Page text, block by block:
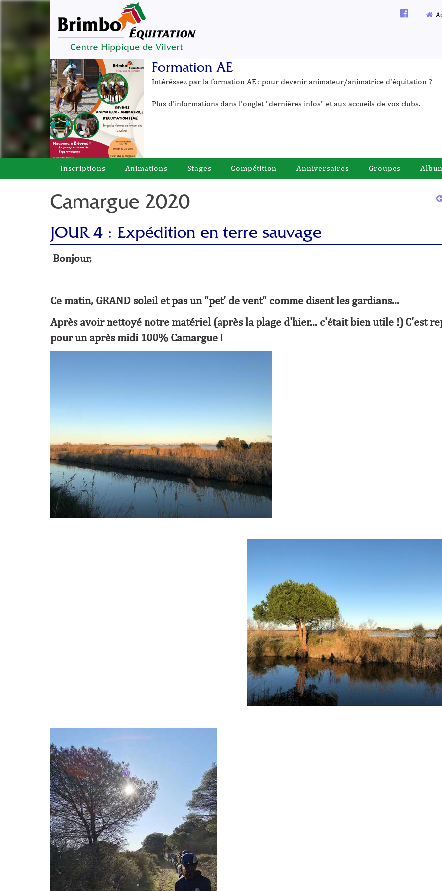
Formation AE
Intéréssez par la formation AE : pour devenir animateur/animatrice d'équitation ?
Plus d'informations dans l'onglet "dernières infos" et aux accueils de vos clubs.
Inscriptions Animations Stages Compétition Anniversaires Groupes
Camargue 2020
JOUR 4 : Expédition en terre sauvage
Bonjour,
Ce matin, GRAND soleil et pas un "pet' de vent" comme disent les gardians...
Après avoir nettoyé notre matériel (après la plage d'hier... c'était bien utile !) C'est
pour un après midi 100% Camargue !